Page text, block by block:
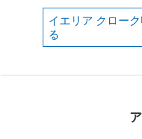
イエリア クロー
る